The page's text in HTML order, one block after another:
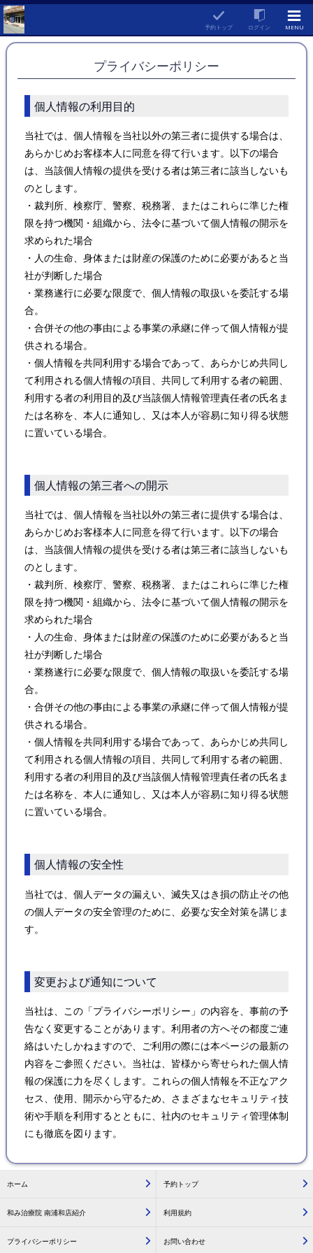
予約トップ ログイン MENU
プライバシーポリシー
個人情報の利用目的
当社では、個人情報を当社以外の第三者に提供する場合は、
あらかじめお客様本人に同意を得て行います。以下の場合
は、当該個人情報の提供を受ける者は第三者に該当しないも
のとします。
・裁判所、検察庁、警察、税務署、またはこれらに準じた権
限を持つ機関・組織から、法令に基づいて個人情報の開示を
求められた場合
・人の生命、身体または財産の保護のために必要があると当
社が判断した場合
・業務遂行に必要な限度で、個人情報の取扱いを委託する場
合。
・合併その他の事由による事業の承継に伴って個人情報が提
供される場合。
・個人情報を共同利用する場合であって、あらかじめ共同し
て利用される個人情報の項目、共同して利用する者の範囲、
利用する者の利用目的及び当該個人情報管理責任者の氏名ま
たは名称を、本人に通知し、又は本人が容易に知り得る状態
に置いている場合。
個人情報の第三者への開示
当社では、個人情報を当社以外の第三者に提供する場合は、
あらかじめお客様本人に同意を得て行います。以下の場合
は、当該個人情報の提供を受ける者は第三者に該当しないも
のとします。
・裁判所、検察庁、警察、税務署、またはこれらに準じた権
限を持つ機関・組織から、法令に基づいて個人情報の開示を
求められた場合
・人の生命、身体または財産の保護のために必要があると当
社が判断した場合
・業務遂行に必要な限度で、個人情報の取扱いを委託する場
合。
・合併その他の事由による事業の承継に伴って個人情報が提
供される場合。
・個人情報を共同利用する場合であって、あらかじめ共同し
て利用される個人情報の項目、共同して利用する者の範囲、
利用する者の利用目的及び当該個人情報管理責任者の氏名ま
たは名称を、本人に通知し、又は本人が容易に知り得る状態
に置いている場合。
個人情報の安全性
当社では、個人データの漏えい、滅失又はき損の防止その他
の個人データの安全管理のために、必要な安全対策を講じま
す。
変更および通知について
当社は、この「プライバシーポリシー」の内容を、事前の予
告なく変更することがあります。利用者の方へその都度ご連
絡はいたしかねますので、ご利用の際には本ページの最新の
内容をご参照ください。当社は、皆様から寄せられた個人情
報の保護に力を尽くします。これらの個人情報を不正なアク
セス、使用、開示から守るため、さまざまなセキュリティ技
術や手順を利用するとともに、社内のセキュリティ管理体制
にも徹底を図ります。
ホーム 予約トップ
和み治療院 南浦和店紹介 利用規約
プライバシーポリシー お問い合わせ